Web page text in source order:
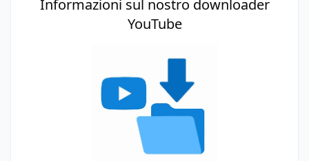
Informazioni sul nostro downloader
YouTube